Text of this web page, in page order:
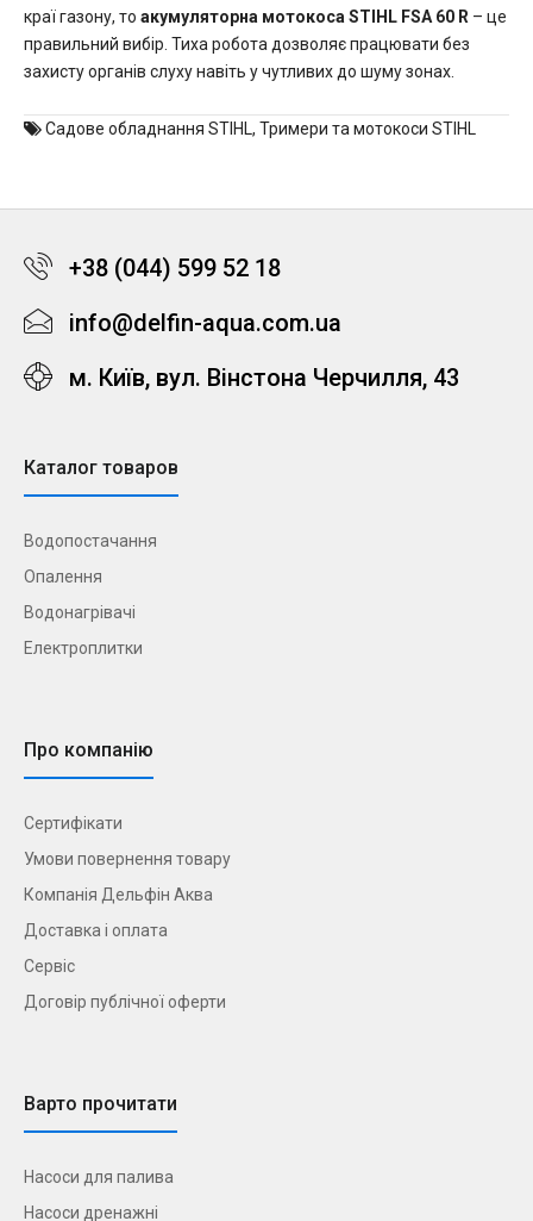
краї газону, то акумуляторна мотокоса STIHL FSA 60 R – це
правильний вибір. Тиха робота дозволяє працювати без
захисту органів слуху навіть у чутливих до шуму зонах.
Садове обладнання STIHL, Тримери та мотокоси STIHL
+38 (044) 599 52 18
info@delfin-aqua.com.ua
м. Київ, вул. Вінстона Черчилля, 43
Каталог товаров
Водопостачання
Опалення
Водонагрівачі
Електроплитки
Про компанію
Сертифікати
Умови повернення товару
Компанія Дельфін Аква
Доставка і оплата
Сервіс
Договір публічної оферти
Варто прочитати
Насоси для палива
Насоси дренажні